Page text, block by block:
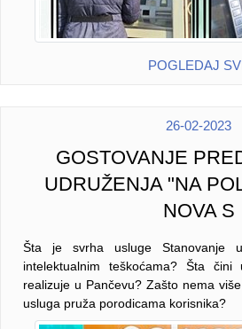
POGLEDAJ
26-02-2023
GOSTOVANJE
UDRUŽENJA "NA
NOVA S
Šta je svrha usluge Stanovanje
intelektualnim teškoćama? Šta
realizuje u Pančevu? Zašto nema
usluga pruža porodicama korisnika?